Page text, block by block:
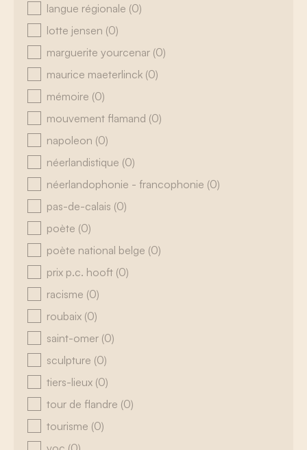
langue régionale (0)
lotte jensen (0)
marguerite yourcenar (0)
maurice maeterlinck (0)
mémoire (0)
mouvement flamand (0)
napoleon (0)
néerlandistique (0)
néerlandophonie - francophonie (0)
pas-de-calais (0)
poète (0)
poète national belge (0)
prix p.c. hooft (0)
racisme (0)
roubaix (0)
saint-omer (0)
sculpture (0)
tiers-lieux (0)
tour de flandre (0)
tourisme (0)